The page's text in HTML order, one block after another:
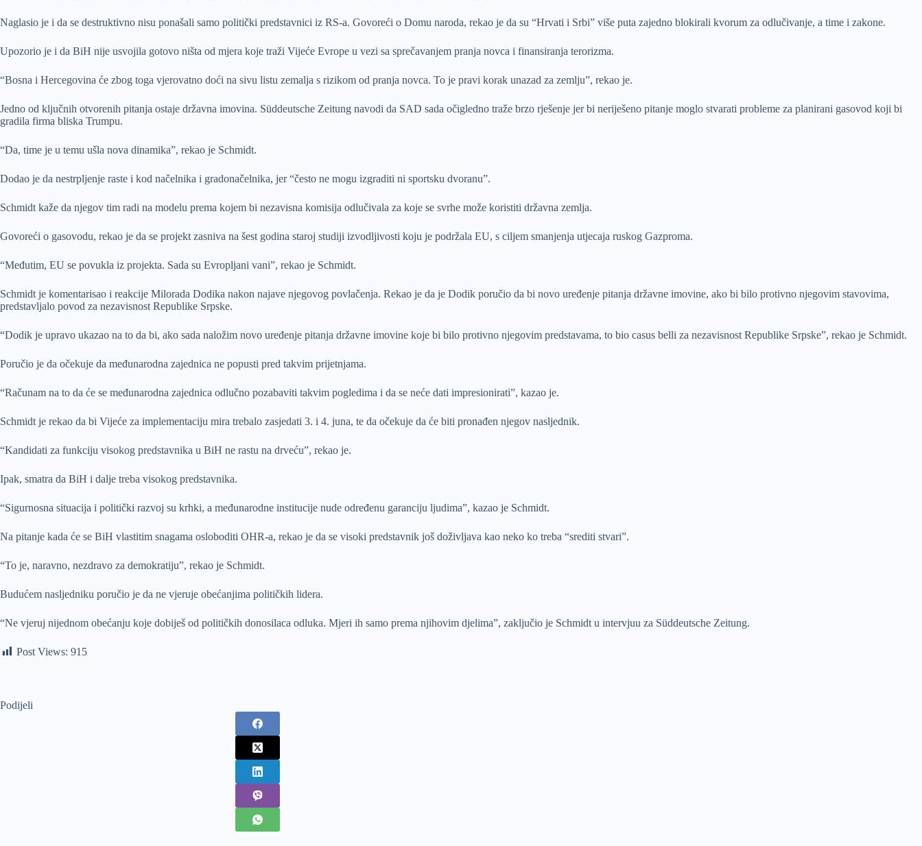
Naglasio je i da se destruktivno nisu ponašali samo politički predstavnici iz RS-a. Govoreći o Domu naroda, rekao je da su “Hrvati i Srbi” više puta zajedno blokirali kvorum za odlučivanje, a time i zakone.
Upozorio je i da BiH nije usvojila gotovo ništa od mjera koje traži Vijeće Evrope u vezi sa sprečavanjem pranja novca i finansiranja terorizma.
“Bosna i Hercegovina će zbog toga vjerovatno doći na sivu listu zemalja s rizikom od pranja novca. To je pravi korak unazad za zemlju”, rekao je.
Jedno od ključnih otvorenih pitanja ostaje državna imovina. Süddeutsche Zeitung navodi da SAD sada očigledno traže brzo rješenje jer bi neriješeno pitanje moglo stvarati probleme za planirani gasovod koji bi
gradila firma bliska Trumpu.
“Da, time je u temu ušla nova dinamika”, rekao je Schmidt.
Dodao je da nestrpljenje raste i kod načelnika i gradonačelnika, jer “često ne mogu izgraditi ni sportsku dvoranu”.
Schmidt kaže da njegov tim radi na modelu prema kojem bi nezavisna komisija odlučivala za koje se svrhe može koristiti državna zemlja.
Govoreći o gasovodu, rekao je da se projekt zasniva na šest godina staroj studiji izvodljivosti koju je podržala EU, s ciljem smanjenja utjecaja ruskog Gazproma.
“Međutim, EU se povukla iz projekta. Sada su Evropljani vani”, rekao je Schmidt.
Schmidt je komentarisao i reakcije Milorada Dodika nakon najave njegovog povlačenja. Rekao je da je Dodik poručio da bi novo uređenje pitanja državne imovine, ako bi bilo protivno njegovim stavovima,
predstavljalo povod za nezavisnost Republike Srpske.
“Dodik je upravo ukazao na to da bi, ako sada naložim novo uređenje pitanja državne imovine koje bi bilo protivno njegovim predstavama, to bio casus belli za nezavisnost Republike Srpske”, rekao je Schmidt.
Poručio je da očekuje da međunarodna zajednica ne popusti pred takvim prijetnjama.
“Računam na to da će se međunarodna zajednica odlučno pozabaviti takvim pogledima i da se neće dati impresionirati”, kazao je.
Schmidt je rekao da bi Vijeće za implementaciju mira trebalo zasjedati 3. i 4. juna, te da očekuje da će biti pronađen njegov nasljednik.
“Kandidati za funkciju visokog predstavnika u BiH ne rastu na drveću”, rekao je.
Ipak, smatra da BiH i dalje treba visokog predstavnika.
“Sigurnosna situacija i politički razvoj su krhki, a međunarodne institucije nude određenu garanciju ljudima”, kazao je Schmidt.
Na pitanje kada će se BiH vlastitim snagama osloboditi OHR-a, rekao je da se visoki predstavnik još doživljava kao neko ko treba “srediti stvari”.
“To je, naravno, nezdravo za demokratiju”, rekao je Schmidt.
Budućem nasljedniku poručio je da ne vjeruje obećanjima političkih lidera.
“Ne vjeruj nijednom obećanju koje dobiješ od političkih donosilaca odluka. Mjeri ih samo prema njihovim djelima”, zaključio je Schmidt u intervjuu za Süddeutsche Zeitung.
Post Views: 915
Podijeli